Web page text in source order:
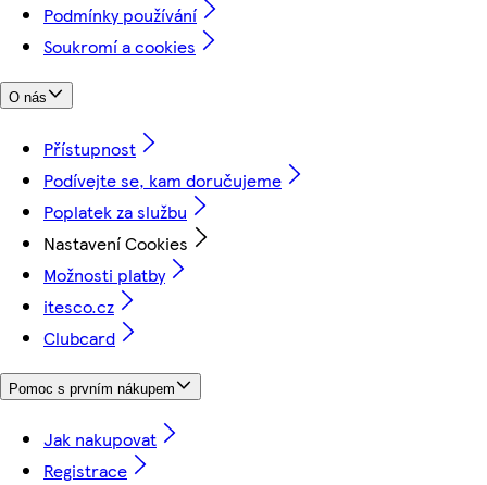
Podmínky používání
Soukromí a cookies
O nás
Přístupnost
Podívejte se, kam doručujeme
Poplatek za službu
Nastavení Cookies
Možnosti platby
itesco.cz
Clubcard
Pomoc s prvním nákupem
Jak nakupovat
Registrace